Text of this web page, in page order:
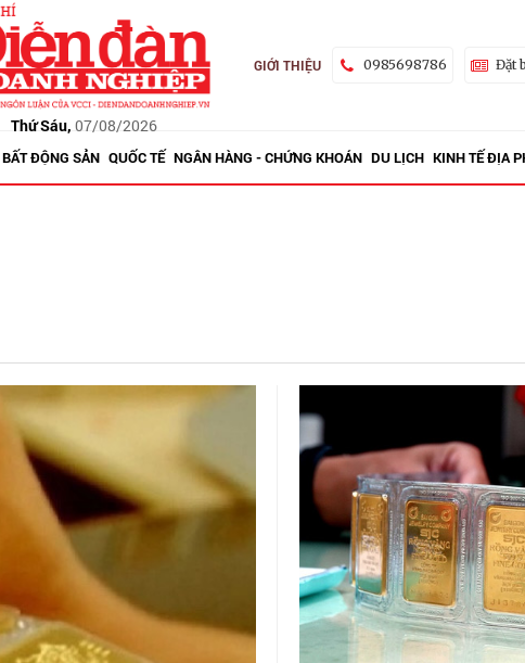
Thứ Sáu, 07/08/2026
GIỚI THIỆU 0985698786 Đặt
BẤT ĐỘNG SẢN QUỐC TẾ NGÂN HÀNG - CHỨNG KHOÁN DU LỊCH KINH TẾ ĐỊA